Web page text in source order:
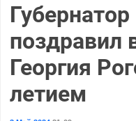
поздравил
Георгия
летием